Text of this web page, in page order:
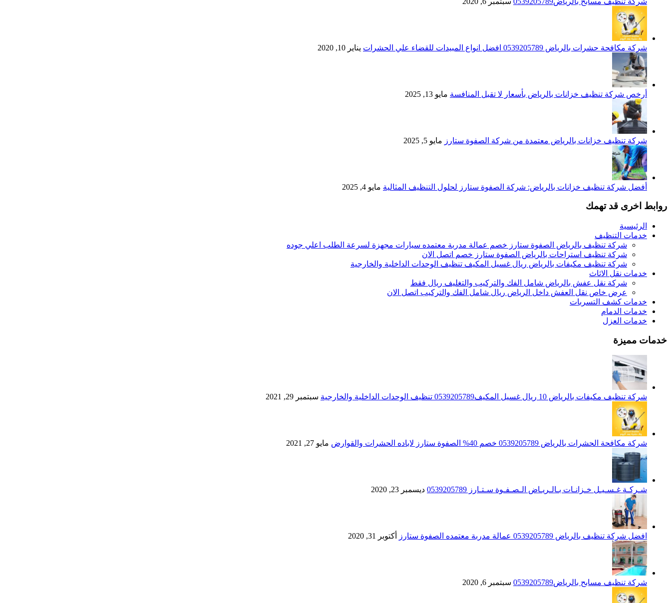
شركة مكافحة حشرات بالرياض 0539205789 افضل انواع المبيدات للقضاء علي الحشرات يناير 10, 2020
أرخص شركة تنظيف خزانات بالرياض بأسعار لا تقبل المنافسة مايو 13, 2025
شركة تنظيف خزانات بالرياض معتمدة من شركة الصفوة ستارز مايو 5, 2025
أفضل شركة تنظيف خزانات بالرياض: شركة الصفوة ستارز لحلول التنظيف المثالية مايو 4, 2025
روابط اخرى قد تهمك
الرئيسية
خدمات التنظيف
شركة تنظيف بالرياض الصفوة ستارز خصم عمالة مدربة معتمده سيارات مجهزة لسرعة الطلب اعلي جوده
شركة تنظيف استراحات بالرياض الصفوة ستارز خصم اتصل الان
شركة تنظيف مكيفات بالرياض ريال غسيل المكيف تنظيف الوحدات الداخلية والخارجية
خدمات نقل الاثاث
شركة نقل عفش بالرياض شامل الفك والتركيب والتغليف ريال فقط
عرض خاص نقل العفش داخل الرياض ريال شامل الفك والتركيب اتصل الان
خدمات كشف التسربات
خدمات الدمام
خدمات العزل
خدمات مميزة
شركة تنظيف مكيفات بالرياض 10 ريال غسيل المكيف0539205789 تنظيف الوحدات الداخلية والخارجية سبتمبر 29, 2021
شركة مكافحة الحشرات بالرياض 0539205789 خصم 40% الصفوة ستارز لاباده الحشرات والقوارض مايو 27, 2021
شـركـة غـسـيـل خـزانـات بـالـريـاض الـصـفـوة سـتـارز 0539205789 ديسمبر 23, 2020
افضل شركة تنظيف بالرياض 0539205789 عمالة مدربة معتمده الصفوة ستارز أكتوبر 31, 2020
شركة تنظيف مسابح بالرياض0539205789 سبتمبر 6, 2020